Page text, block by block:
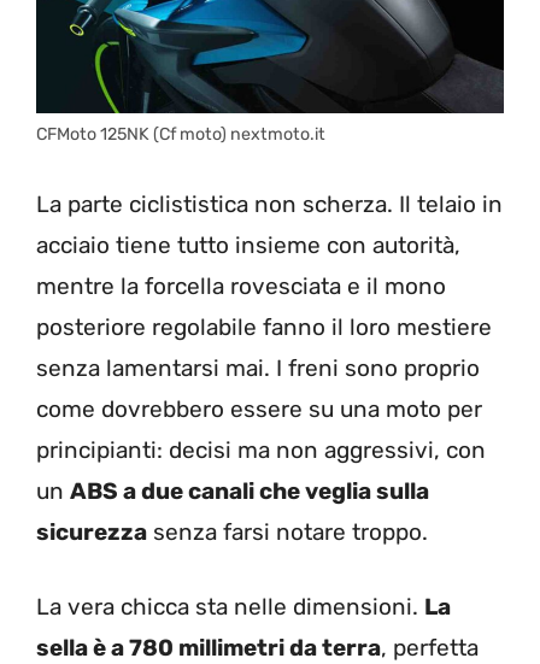
CFMoto 125NK (Cf moto) nextmoto.it
La parte ciclististica non scherza. Il telaio in
acciaio tiene tutto insieme con autorità,
mentre la forcella rovesciata e il mono
posteriore regolabile fanno il loro mestiere
senza lamentarsi mai. I freni sono proprio
come dovrebbero essere su una moto per
principianti: decisi ma non aggressivi, con
un ABS a due canali che veglia sulla
sicurezza senza farsi notare troppo.
La vera chicca sta nelle dimensioni. La
sella è a 780 millimetri da terra, perfetta